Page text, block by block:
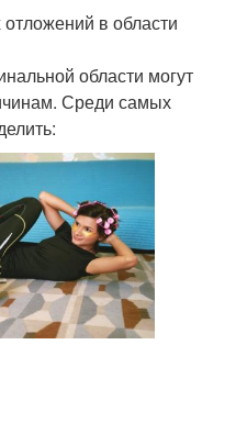
в области
области могут
Среди самых